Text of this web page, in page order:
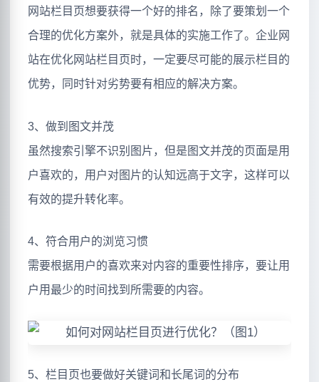
网站栏目页想要获得一个好的排名，除了要策划一个
合理的优化方案外，就是具体的实施工作了。企业网
站在优化网站栏目页时，一定要尽可能的展示栏目的
优势，同时针对劣势要有相应的解决方案。
3、做到图文并茂
虽然搜索引擎不识别图片，但是图文并茂的页面是用
户喜欢的，用户对图片的认知远高于文字，这样可以
有效的提升转化率。
4、符合用户的浏览习惯
需要根据用户的喜欢来对内容的重要性排序，要让用
户用最少的时间找到所需要的内容。
5、栏目页也要做好关键词和长尾词的分布